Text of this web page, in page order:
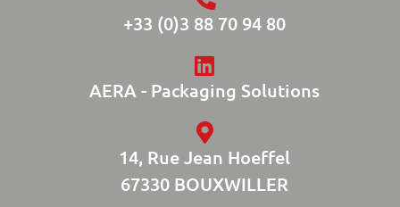
+33 (0)3 88 70 94 80
AERA - Packaging Solutions
14, Rue Jean Hoeffel
67330 BOUXWILLER